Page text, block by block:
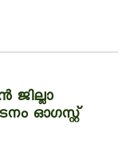
ഓഗസ്റ്റ്